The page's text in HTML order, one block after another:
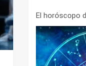
El horóscopo